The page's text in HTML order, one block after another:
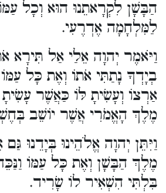
הַבָּשָׁן לִקְרָאתֵנוּ הוּא וְכָל
לַמִּלְחָמָה אֶדְרֶעִי.
וַיֹּאמֶר יְהוָה אֵלַי אַל תִּירָא
בְיָדְךָ נָתַתִּי אֹתוֹ וְאֶת כָּל
אַרְצוֹ וְעָשִׂיתָ לּוֹ כַּאֲשֶׁר
מֶלֶךְ הָאֱמֹרִי אֲשֶׁר יוֹשֵׁב
וַיִּתֵּן יְהוָה אֱלֹהֵינוּ בְּיָדֵנוּ גַּם
מֶלֶךְ הַבָּשָׁן וְאֶת כָּל עַמּוֹ
בִּלְתִּי הִשְׁאִיר לוֹ שָׂרִיד.